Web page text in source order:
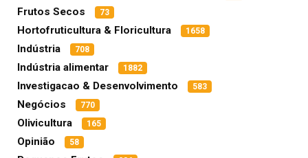
Frutos Secos 73
Hortofruticultura & Floricultura 1658
Indústria 708
Indústria alimentar 1882
Investigacao & Desenvolvimento 583
Negócios 770
Olivicultura 165
Opinião 58